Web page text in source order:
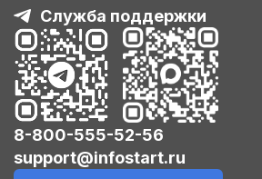
Служба поддержки
8-800-555-52-56
support@infostart.ru